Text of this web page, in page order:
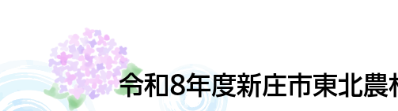
保育所・幼稚園・放課後児童
クラブ
献血
駅からおでかけ
森林・林業
令和8年度新庄市東北農